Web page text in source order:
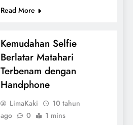
Read More
Kemudahan Selfie
Berlatar Matahari
Terbenam dengan
Handphone
LimaKaki
10 tahun
ago
0 1 mins